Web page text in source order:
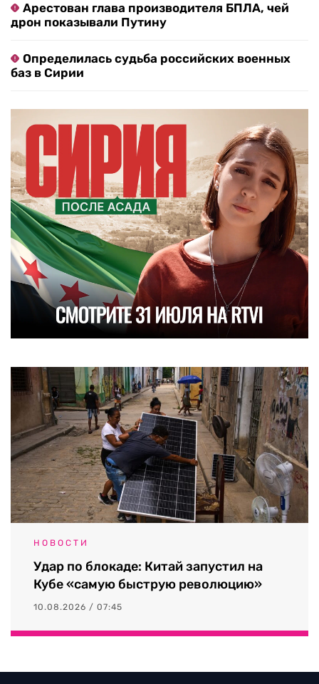
Арестован глава производителя БПЛА, чей
дрон показывали Путину
Определилась судьба российских военных
баз в Сирии
НОВОСТИ
Удар по блокаде: Китай запустил на
Кубе «самую быструю революцию»
10.08.2026 / 07:45